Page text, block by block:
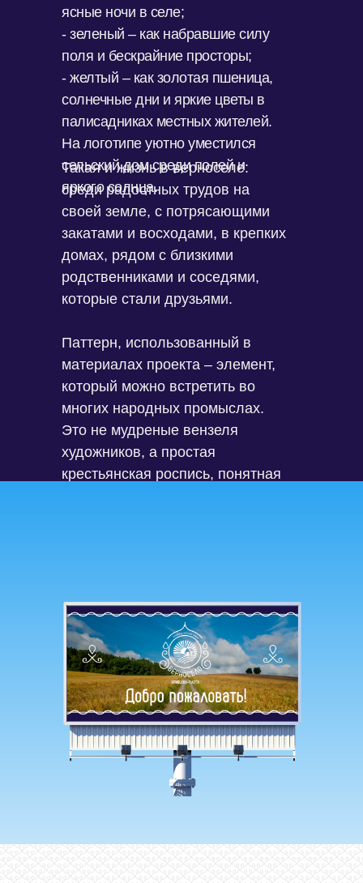
Такая и жизнь в верноселе:
среди радостных трудов на
своей земле, с потрясающими
закатами и восходами, в крепких
домах, рядом с близкими
родственниками и соседями,
которые стали друзьями.
Паттерн, использованный в
материалах проекта – элемент,
который можно встретить во
многих народных промыслах.
Это не мудреные вензеля
художников, а простая
крестьянская роспись, понятная
ясные ночи в селе;
- зеленый – как набравшие силу
поля и бескрайние просторы;
- желтый – как золотая пшеница,
солнечные дни и яркие цветы в
палисадниках местных жителей.
На логотипе уютно уместился
сельский дом среди полей и
яркого солнца.